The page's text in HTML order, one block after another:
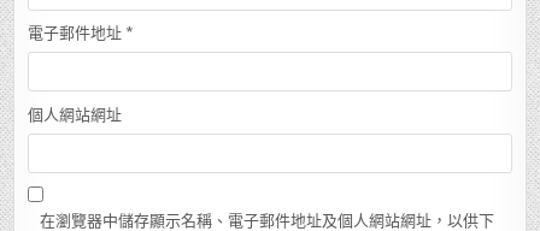
電子郵件地址 *
個人網站網址
在瀏覽器中儲存顯示名稱、電子郵件地址及個人網站網址，以供下